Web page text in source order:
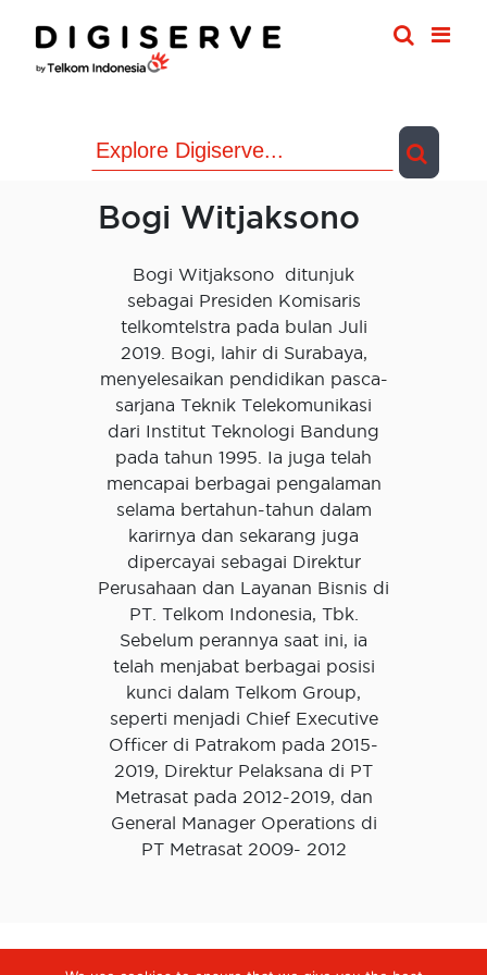
content
Bogi Witjaksono
Bogi Witjaksono ditunjuk
sebagai Presiden Komisaris
telkomtelstra pada bulan Juli
2019. Bogi, lahir di Surabaya,
menyelesaikan pendidikan pasca-
sarjana Teknik Telekomunikasi
dari Institut Teknologi Bandung
pada tahun 1995. Ia juga telah
mencapai berbagai pengalaman
selama bertahun-tahun dalam
karirnya dan sekarang juga
dipercayai sebagai Direktur
Perusahaan dan Layanan Bisnis di
PT. Telkom Indonesia, Tbk.
Sebelum perannya saat ini, ia
telah menjabat berbagai posisi
kunci dalam Telkom Group,
seperti menjadi Chief Executive
Officer di Patrakom pada 2015-
2019, Direktur Pelaksana di PT
Metrasat pada 2012-2019, dan
General Manager Operations di
PT Metrasat 2009- 2012